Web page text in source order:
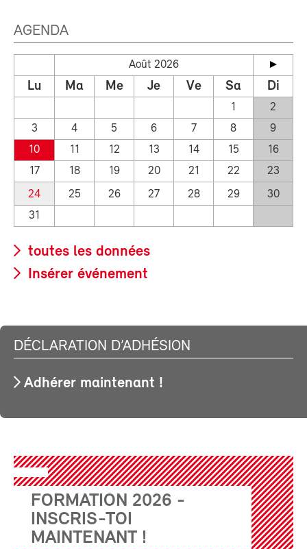
AGENDA
Août 2026
Lu Ma Me Je Ve Sa Di
1
2
3
4 5 6 7 8
9
10
11 12 13 14 15
16
17
18 19 20 21 22
23
24
25 26 27 28 29
30
31
toutes les données
Insérer événement
DÉCLARATION D’ADHÉSION
Adhérer maintenant !
FORMATION 2026 -
INSCRIS-TOI
MAINTENANT !